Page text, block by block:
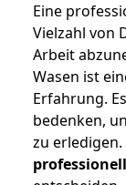
Eine
Vielzahl von
Arbeit
Wasen ist
Erfahrung.
bedenken,
zu